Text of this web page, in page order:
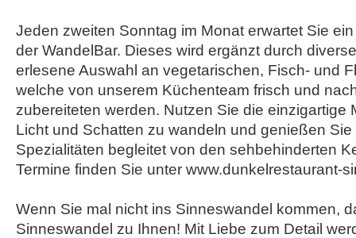
Jeden zweiten Sonntag im Monat erwartet Sie
der WandelBar. Dieses wird ergänzt durch
erlesene Auswahl an vegetarischen, Fisch- und
welche von unserem Küchenteam frisch und
zubereiteten werden. Nutzen Sie die einzigartige
Licht und Schatten zu wandeln und genießen Sie
Spezialitäten begleitet von den sehbehinderten
Termine finden Sie unter www.dunkelrestaurant-
Wenn Sie mal nicht ins Sinneswandel kommen,
Sinneswandel zu Ihnen! Mit Liebe zum Detail